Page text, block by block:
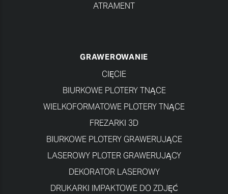
ATRAMENT
GRAWEROWANIE
CIĘCIE
BIURKOWE PLOTERY TNĄCE
WIELKOFORMATOWE PLOTERY TNĄCE
FREZARKI 3D
BIURKOWE PLOTERY GRAWERUJĄCE
LASEROWY PLOTER GRAWERUJĄCY
DEKORATOR LASEROWY
DRUKARKI IMPAKTOWE DO ZDJĘĆ